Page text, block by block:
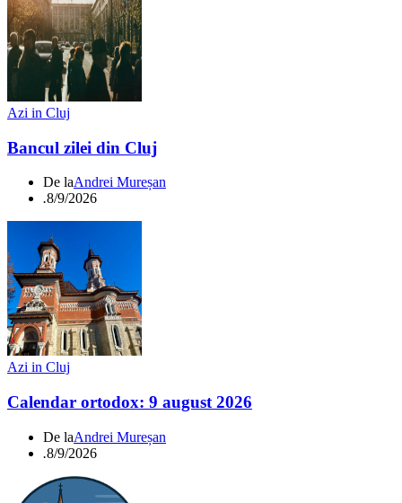
Azi in Cluj
Bancul zilei din Cluj
De laAndrei Mureșan
.8/9/2026
Azi in Cluj
Calendar ortodox: 9 august 2026
De laAndrei Mureșan
.8/9/2026